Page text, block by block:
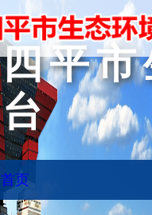
四平
台
首页